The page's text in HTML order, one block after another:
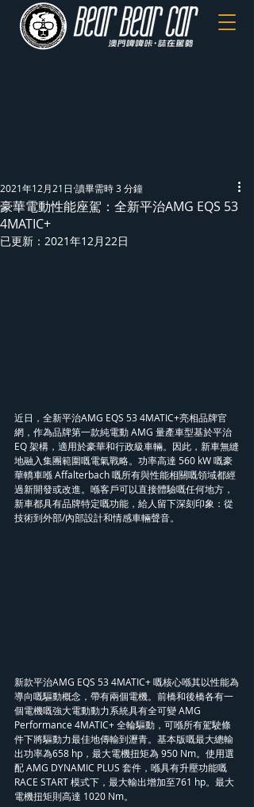
豪華電動性能座駕：全新平治AMG EQS 53
4MATIC+
2021年12月21日 讀畢需時 3 分鐘
已更新： 2021年12月22日
近日，全新平治AMG EQS 53 4MATIC+亮相品牌官
網，作為品牌第一款純電動 AMG 量產車型基於平治
EQ 架構，適用於豪華和行政級車輛。因此，新車無縫
地融入集團範圍嘅電氣戰略。功率高達 560 kW 嘅豪
華轎車喺 Affalterbach 嘅所有與性能相關嘅領域都經
過新開發或改進。喺客戶可以直接體驗嘅任何地方，
新車都具有品牌特定嘅功能，給人留下深刻印象：從
技術到外部/內部設計和情感車輛聲音。
新款平治AMG EQS 53 4MATIC+ 嘅核心喺其以性能為
導向嘅驅動概念，帶有兩個電機。前橋和後橋各有一
個電機嘅強大電動動力系統具有全可變 AMG
Performance 4MATIC+ 全輪驅動，可喺所有駕駛條
件下將驅動力最佳地傳輸到瀝青。基本版嘅最大總輸
出功率為658 hp，最大電機扭矩為 950 Nm。使用選
配 AMG DYNAMIC PLUS 套件，喺具有升壓功能嘅
RACE START 模式下，最大輸出增加至761 hp。最大
電機扭矩則高達 1020 Nm。